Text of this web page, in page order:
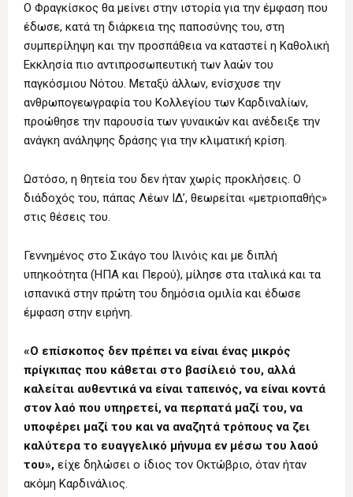
Ο Φραγκίσκος θα μείνει στην ιστορία για την έμφαση που
έδωσε, κατά τη διάρκεια της παποσύνης του, στη
συμπερίληψη και την προσπάθεια να καταστεί η Καθολική
Εκκλησία πιο αντιπροσωπευτική των λαών του
παγκόσμιου Νότου. Μεταξύ άλλων, ενίσχυσε την
ανθρωπογεωγραφία του Κολλεγίου των Καρδιναλίων,
προώθησε την παρουσία των γυναικών και ανέδειξε την
ανάγκη ανάληψης δράσης για την κλιματική κρίση.
Ωστόσο, η θητεία του δεν ήταν χωρίς προκλήσεις. Ο
διάδοχός του, πάπας Λέων ΙΔ’, θεωρείται «μετριοπαθής»
στις θέσεις του.
Γεννημένος στο Σικάγο του Ιλινόις και με διπλή
υπηκοότητα (ΗΠΑ και Περού), μίλησε στα ιταλικά και τα
ισπανικά στην πρώτη του δημόσια ομιλία και έδωσε
έμφαση στην ειρήνη.
«Ο επίσκοπος δεν πρέπει να είναι ένας μικρός
πρίγκιπας που κάθεται στο βασίλειό του, αλλά
καλείται αυθεντικά να είναι ταπεινός, να είναι κοντά
στον λαό που υπηρετεί, να περπατά μαζί του, να
υποφέρει μαζί του και να αναζητά τρόπους να ζει
καλύτερα το ευαγγελικό μήνυμα εν μέσω του λαού
του», είχε δηλώσει ο ίδιος τον Οκτώβριο, όταν ήταν
ακόμη Καρδινάλιος.